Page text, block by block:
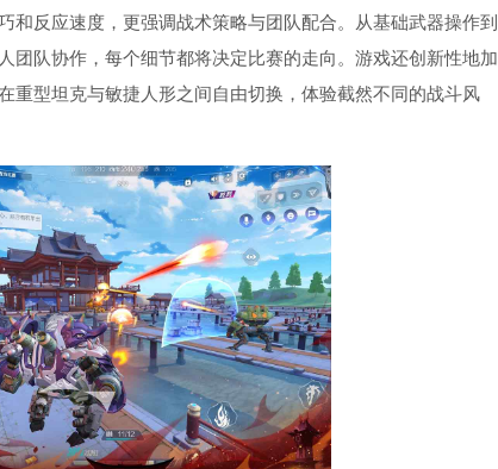
和反应速度，更强调战术策略与团队配合。从基础武器操作到
团队协作，每个细节都将决定比赛的走向。游戏还创新性地加
重型坦克与敏捷人形之间自由切换，体验截然不同的战斗风